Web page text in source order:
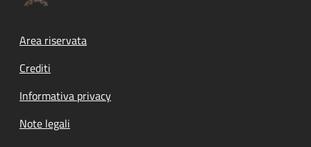
Footer menu
Area riservata
Crediti
Informativa privacy
Note legali